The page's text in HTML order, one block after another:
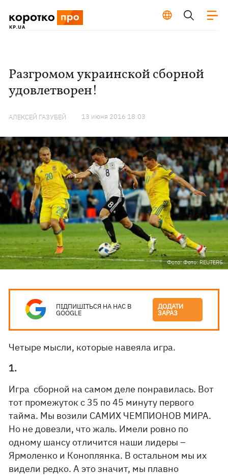
Разгромом украинской сборной
удовлетворен!
АЛЕКСЕЙ ГАЗУБЕЙ 13 июня 2016 18:03
Фото: Фото: REUTERS
ПІДПИШІТЬСЯ НА НАС В
GOOGLE
ДОДАТИ
ЗАРАЗ
Четыре мысли, которые навеяла игра.
1.
Игра сборной на самом деле понравилась. Вот
тот промежуток с 35 по 45 минуту первого
тайма. Мы возили САМИХ ЧЕМПИОНОВ МИРА.
Но не довезли, что жаль. Имели ровно по
одному шансу отличится наши лидеры –
Ярмоленко и Коноплянка. В остальном мы их
видели редко. А это значит, мы плавно